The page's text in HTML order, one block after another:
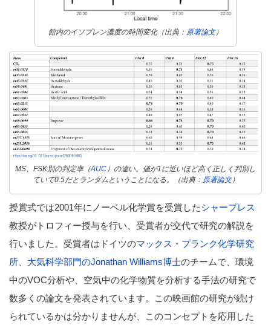
館内のイソプレン濃度の時間変化（出典： 原著論文）
MS、FSK別の判定率（AUC ）の違い。値が1に近いほど高く正しく判別し
ていて0.5だとランダムということになる。（出典： 原著論文）
授賞式では2001年にノーベル化学賞を受賞したシャープレス
教授がトロフィー授与を行い、受賞者が交代で研究の解説を
行いました。受賞者はドイツのマックス・プランク化学研究
所、大気科学部門のJonathan Williams博士のチームで、環境
中のVOC分析や、空気中の化学物質を分析する手法の研究で
数多くの論文を発表されています。この映画館の研究が続け
られているかは分かりませんが、このコンセプトを応用した